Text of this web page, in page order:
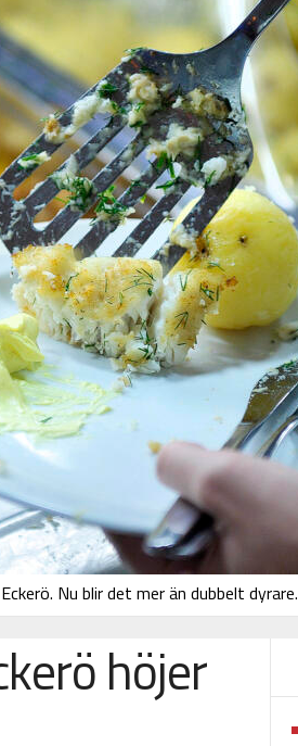
Nu blir det mer än dubbelt dyrare.
höjer